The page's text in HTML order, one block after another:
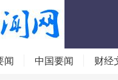
闻 中国要闻 财经